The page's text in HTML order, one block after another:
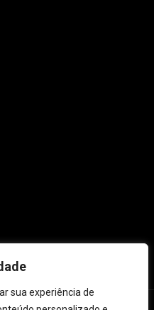
sua experiência de